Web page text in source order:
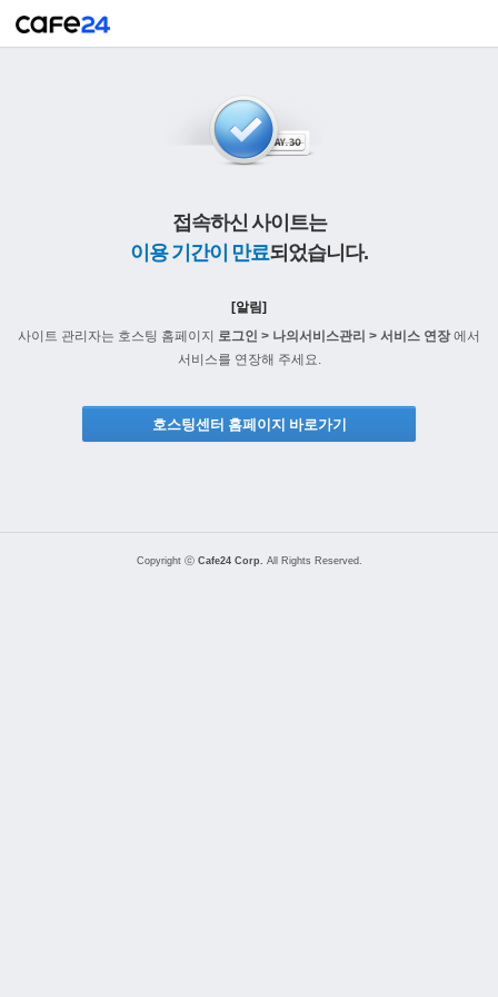
접속하신 사이트는
이용 기간이 만료되었습니다.
[알림]
사이트 관리자는 호스팅 홈페이지 로그인 > 나의서비스관리 > 서비스 연장에서
서비스를 연장해 주세요.
호스팅센터 홈페이지 바로가기
Copyright ⓒ Cafe24 Corp. All Rights Reserved.